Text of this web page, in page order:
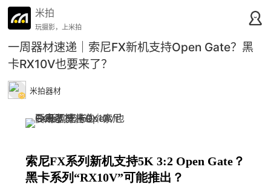
米拍
玩摄影，上米拍
一周器材速递｜索尼FX新机支持Open Gate？黑
卡RX10V也要来了？
米拍器材
索尼FX系列新机支持5K 3:2 Open Gate？
黑卡系列“RX10V”可能推出？